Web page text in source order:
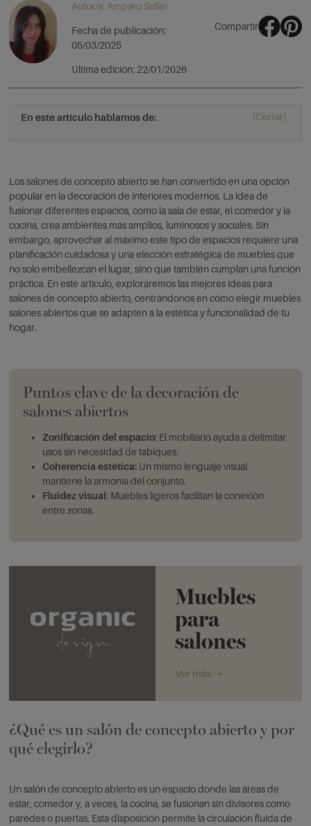
Autor/a: Amparo Seller
Fecha de publicación:
05/03/2025
Última edición: 22/01/2026
Compartir
En este artículo hablamos de: [Cerrar]
Los salones de concepto abierto se han convertido en una opción
popular en la decoración de interiores modernos. La idea de
fusionar diferentes espacios, como la sala de estar, el comedor y la
cocina, crea ambientes más amplios, luminosos y sociales. Sin
embargo, aprovechar al máximo este tipo de espacios requiere una
planificación cuidadosa y una elección estratégica de muebles que
no solo embellezcan el lugar, sino que también cumplan una función
práctica. En este artículo, exploraremos las mejores ideas para
salones de concepto abierto, centrándonos en cómo elegir muebles
salones abiertos que se adapten a la estética y funcionalidad de tu
hogar.
Puntos clave de la decoración de
salones abiertos
Zonificación del espacio: El mobiliario ayuda a delimitar
usos sin necesidad de tabiques.
Coherencia estética: Un mismo lenguaje visual
mantiene la armonía del conjunto.
Fluidez visual : Muebles ligeros facilitan la conexión
entre zonas.
Muebles
para
salones
Ver más ➝
¿Qué es un salón de concepto abierto y por
qué elegirlo?
Un salón de concepto abierto es un espacio donde las áreas de
estar, comedor y, a veces, la cocina, se fusionan sin divisores como
paredes o puertas. Esta disposición permite la circulación fluida de